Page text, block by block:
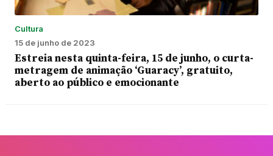
Cultura
15 de junho de 2023
Estreia nesta quinta-feira, 15 de junho, o curta-
metragem de animação ‘Guaracy’, gratuito,
aberto ao público e emocionante